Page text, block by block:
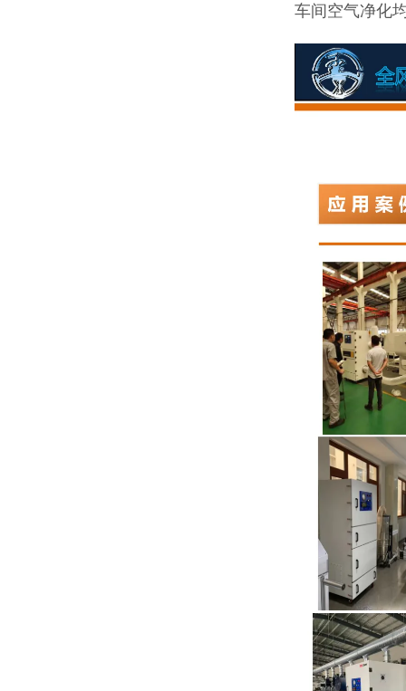
车间空气净化